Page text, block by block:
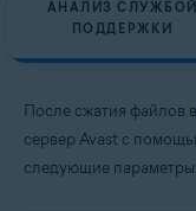
АНАЛИЗ СЛУЖБОЙ
ПОДДЕРЖКИ
После сжатия файлов в
сервер Avast с
следующие параметры.